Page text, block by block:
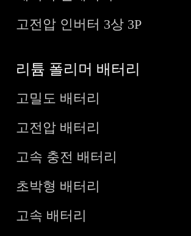
고전압 인버터 3상 3P
리튬 폴리머 배터리
고밀도 배터리
고전압 배터리
고속 충전 배터리
초박형 배터리
고속 배터리